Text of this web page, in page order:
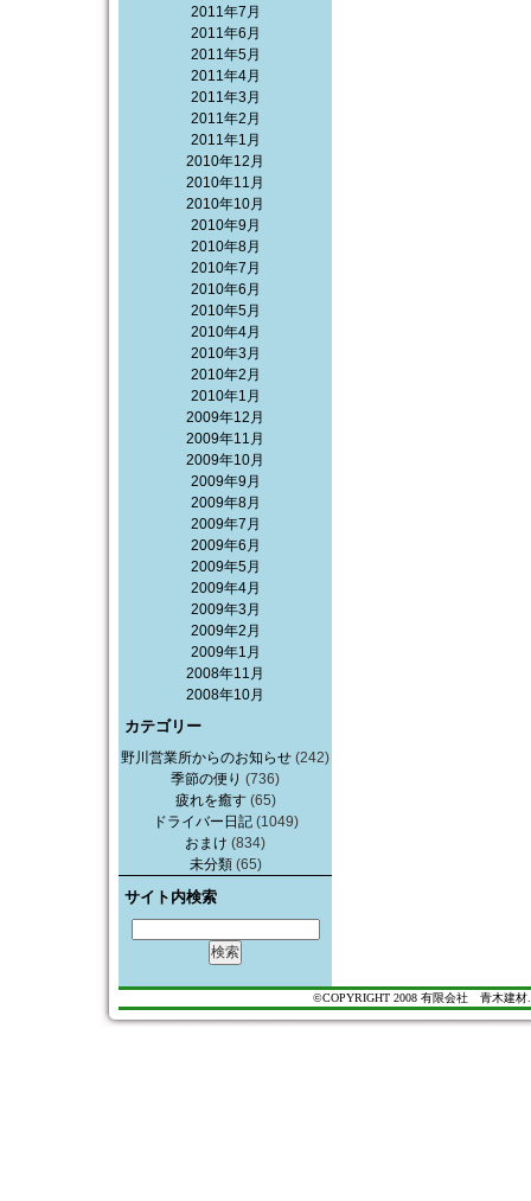
2011年7月
2011年6月
2011年5月
2011年4月
2011年3月
2011年2月
2011年1月
2010年12月
2010年11月
2010年10月
2010年9月
2010年8月
2010年7月
2010年6月
2010年5月
2010年4月
2010年3月
2010年2月
2010年1月
2009年12月
2009年11月
2009年10月
2009年9月
2009年8月
2009年7月
2009年6月
2009年5月
2009年4月
2009年3月
2009年2月
2009年1月
2008年11月
2008年10月
カテゴリー
野川営業所からのお知らせ (242)
季節の便り (736)
疲れを癒す(65)
ドライバー日記(1049)
おまけ (834)
未分類(65)
サイト内検索
©COPYRIGHT 2008 有限会社 青木建材.